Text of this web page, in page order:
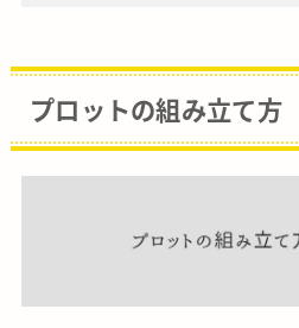
プロットの組み立て方